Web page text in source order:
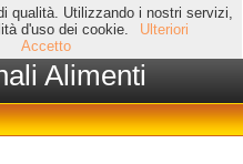
qualità. Utilizzando i nostri servizi,
d'uso dei cookie.
Ulteriori
Accetto
Alimenti